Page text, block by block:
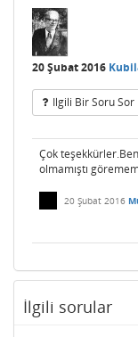
20 Şubat 2016
Ilgili Bir Soru Sor
Çok
olmamıştı
20 Şubat 2016
İlgili sorular